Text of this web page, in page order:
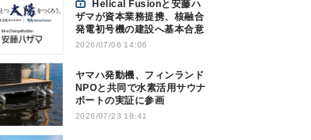
ザマが資本業務提携、核融合
発電初号機の建設へ基本合意
2026/07/06 14:06
ヤマハ発動機、フィンランド
NPOと共同で水素活用サウナ
ボートの実証に参画
2026/07/23 18:41